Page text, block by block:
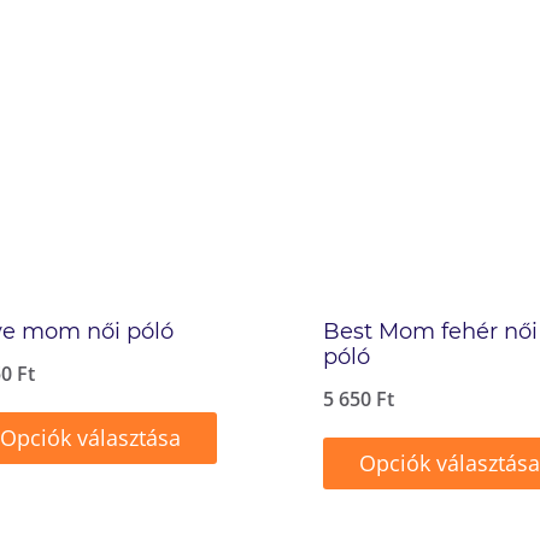
mom női póló
Ft
Opciók választása
Best Mom fehér női
póló
5 650 Ft
Opciók választása